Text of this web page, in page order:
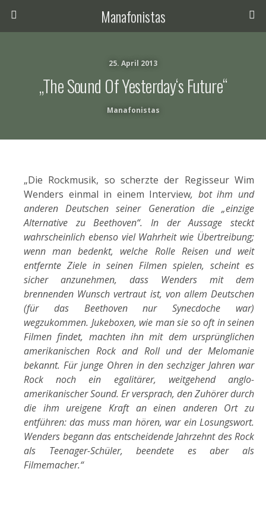
Manafonistas
25. April 2013
„The Sound Of Yesterday‘s Future“
Manafonistas
„Die Rockmusik, so scherzte der Regisseur Wim
Wenders einmal in einem Interview, bot ihm und
anderen Deutschen seiner Generation die „einzige
Alternative zu Beethoven“. In der Aussage steckt
wahrscheinlich ebenso viel Wahrheit wie Übertreibung;
wenn man bedenkt, welche Rolle Reisen und weit
entfernte Ziele in seinen Filmen spielen, scheint es
sicher anzunehmen, dass Wenders mit dem
brennenden Wunsch vertraut ist, von allem Deutschen
(für das Beethoven nur Synecdoche war)
wegzukommen. Jukeboxen, wie man sie so oft in seinen
Filmen findet, machten ihn mit dem ursprünglichen
amerikanischen Rock and Roll und der Melomanie
bekannt. Für junge Ohren in den sechziger Jahren war
Rock noch ein egalitärer, weitgehend anglo-
amerikanischer Sound. Er versprach, den Zuhörer durch
die ihm ureigene Kraft an einen anderen Ort zu
entführen: das muss man hören, war ein Losungswort.
Wenders begann das entscheidende Jahrzehnt des Rock
als Teenager-Schüler, beendete es aber als
Filmemacher.“